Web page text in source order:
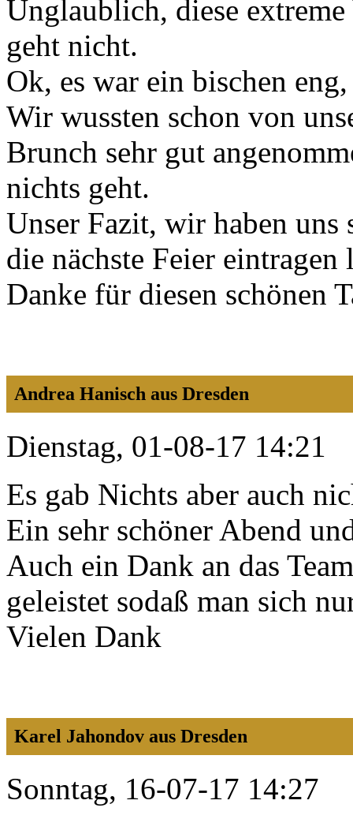
Unglaublich, diese
geht nicht.
Ok, es war ein bischen
Wir wussten schon von
Brunch sehr gut
nichts geht.
Unser Fazit, wir haben
die nächste Feier eintragen
Danke für diesen schönen
Andrea Hanisch aus Dresden
Dienstag, 01-08-17 14:21
Es gab Nichts aber auch
Ein sehr schöner Abend
Auch ein Dank an das
geleistet sodaß man sich
Vielen Dank
Karel Jahondov aus Dresden
Sonntag, 16-07-17 14:27